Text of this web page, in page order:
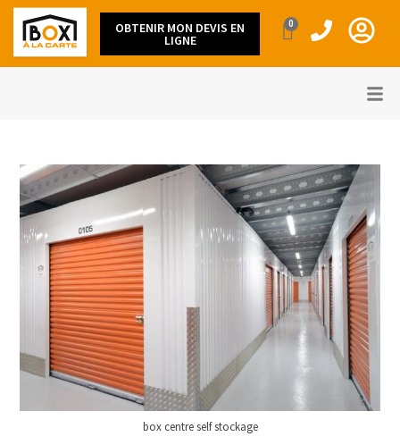
OBTENIR MON DEVIS EN
LIGNE
0
box centre self stockage